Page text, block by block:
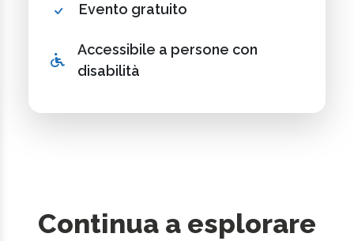
Evento gratuito
Accessibile a persone con
disabilità
Continua a esplorare